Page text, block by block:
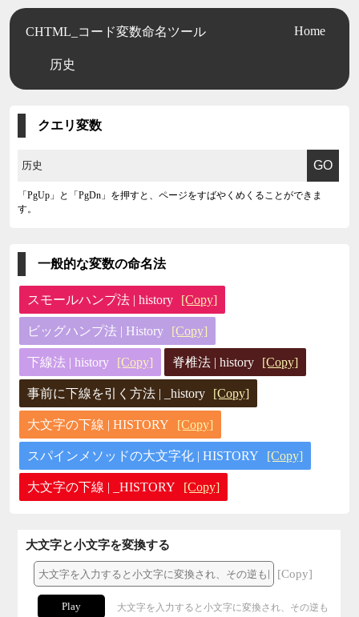
CHTML_コード変数命名ツール
历史
Home
クエリ変数
「PgUp」と「PgDn」を押すと、ページをすばやくめくることができま
す。
一般的な変数の命名法
スモールハンプ法 | history [Copy]
ビッグハンプ法 | History [Copy]
下線法 | history [Copy] 脊椎法 | history [Copy]
事前に下線を引く方法 | _history [Copy]
大文字の下線 | HISTORY [Copy]
スパインメソッドの大文字化 | HISTORY [Copy]
大文字の下線 | _HISTORY [Copy]
大文字と小文字を変換する
[Copy]
Play
大文字を入力すると小文字に変換され、その逆も